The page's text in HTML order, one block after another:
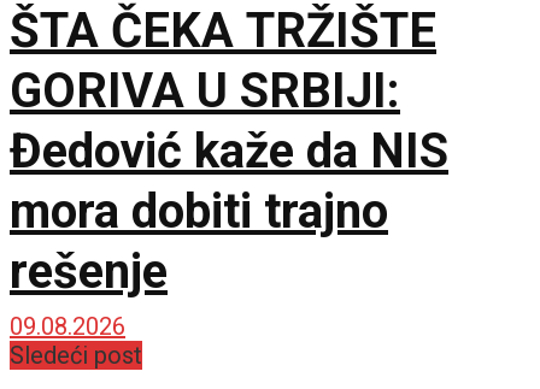
ŠTA ČEKA TRŽIŠTE
GORIVA U SRBIJI:
Đedović kaže da NIS
mora dobiti trajno
rešenje
09.08.2026
Sledeći post